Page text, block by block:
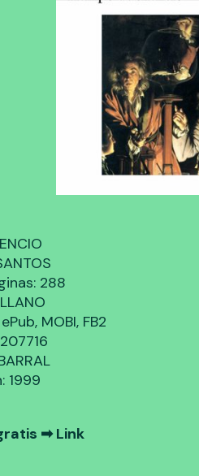
288
MOBI, FB2
1999
➡ Link